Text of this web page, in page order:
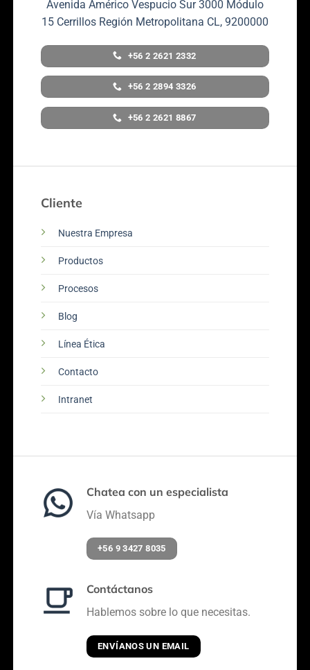
Avenida Américo Vespucio Sur 3000 Módulo
15 Cerrillos Región Metropolitana CL, 9200000
+56 2 2621 2332
+56 2 2894 3326
+56 2 2621 8867
Cliente
Nuestra Empresa
Productos
Procesos
Blog
Línea Ética
Contacto
Intranet
Chatea con un especialista
Vía Whatsapp
+56 9 3427 8035
Contáctanos
Hablemos sobre lo que necesitas.
ENVÍANOS UN EMAIL